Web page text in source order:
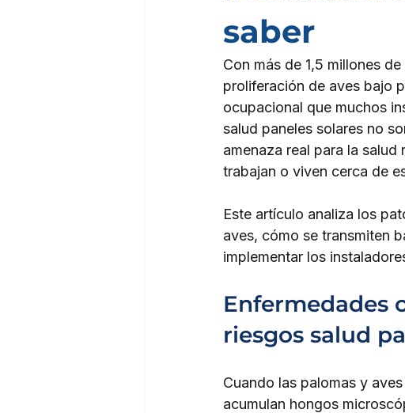
saber
Con más de 1,5 millones
proliferación de aves bajo
ocupacional que muchos
salud paneles solares no
amenaza real para la
trabajan o viven cerca de
Este artículo analiza los
aves, cómo se transmiten
implementar los
Enfermedades
riesgos salud
Cuando las palomas y
acumulan hongos